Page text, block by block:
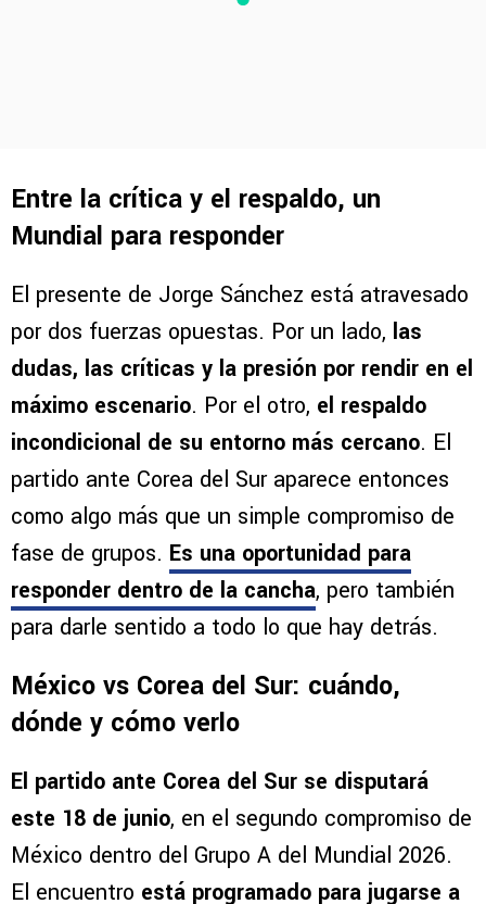
Entre la crítica y el respaldo, un
Mundial para responder
El presente de Jorge Sánchez está atravesado
por dos fuerzas opuestas. Por un lado, las
dudas, las críticas y la presión por rendir en el
máximo escenario. Por el otro, el respaldo
incondicional de su entorno más cercano. El
partido ante Corea del Sur aparece entonces
como algo más que un simple compromiso de
fase de grupos. Es una oportunidad para
responder dentro de la cancha, pero también
para darle sentido a todo lo que hay detrás.
México vs Corea del Sur: cuándo,
dónde y cómo verlo
El partido ante Corea del Sur se disputará
este 18 de junio, en el segundo compromiso de
México dentro del Grupo A del Mundial 2026.
El encuentro está programado para jugarse a